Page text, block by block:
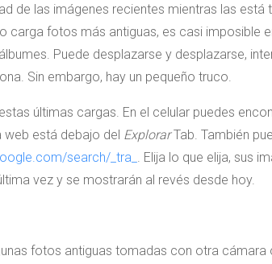
de las imágenes recientes mientras las está
carga fotos más antiguas, es casi imposible
Puede desplazarse y desplazarse,
Sin embargo, hay un pequeño truco.
últimas cargas. En el celular puedes
web está debajo del ExplorarTab. También
search/_tra_ . Elija lo que elija, sus
vez y se mostrarán al revés desde hoy.
fotos antiguas tomadas con otra